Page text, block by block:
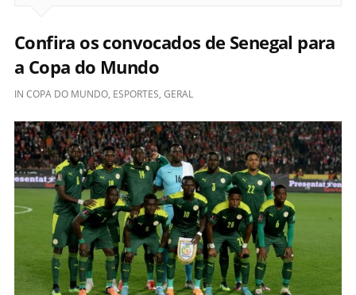
Confira os convocados de Senegal para
a Copa do Mundo
IN COPA DO MUNDO, ESPORTES, GERAL